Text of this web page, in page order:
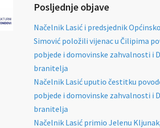
Posljednje objave
Načelnik Lasić i predsjednik
Simović položili vijenac u Čilipima
pobjede i domovinske zahvalnosti i
branitelja
Načelnik Lasić uputio čestitku
pobjede i domovinske zahvalnosti i
branitelja
Načelnik Lasić primio Jelenu